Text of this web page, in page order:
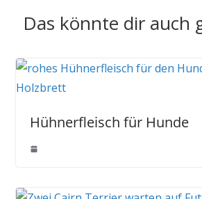
Das könnte dir auch
Hühnerfleisch für Hunde